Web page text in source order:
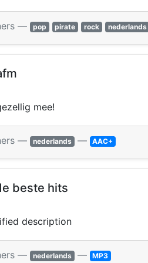
— pop pirate rock nederlands
mee!
— nederlands — AAC+
beste hits
description
— nederlands — MP3